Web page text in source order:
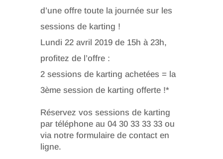
d’une offre toute la journée sur les
sessions de karting !
Lundi 22 avril 2019 de 15h à 23h,
profitez de l’offre :
2 sessions de karting achetées = la
3ème session de karting offerte !*
Réservez vos sessions de karting
par téléphone au 04 30 33 33 33 ou
via notre formulaire de contact en
ligne.